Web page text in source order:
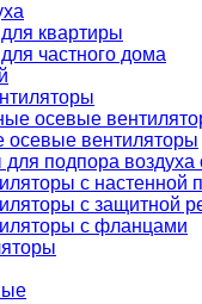
квартиры
частного дома
осевые
осевые вентиляторы
для подпора
с настенной
с защитной
с фланцами